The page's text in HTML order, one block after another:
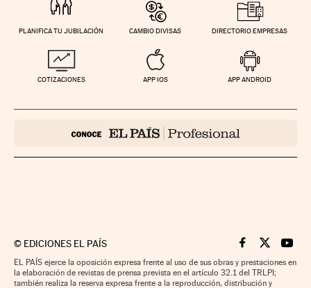
PLANIFICA TU JUBILACIÓN CAMBIO DIVISAS DIRECTORIO EMPRESAS
COTIZACIONES APP IOS APP ANDROID
© EDICIONES EL PAÍS Cinco Días en
Cinco Días
Cinco
EL PAÍS ejerce la oposición expresa frente al uso de sus obras y prestaciones en
la elaboración de revistas de prensa prevista en el artículo 32.1 del TRLPI;
también realiza la reserva expresa frente a la reproducción, distribución y